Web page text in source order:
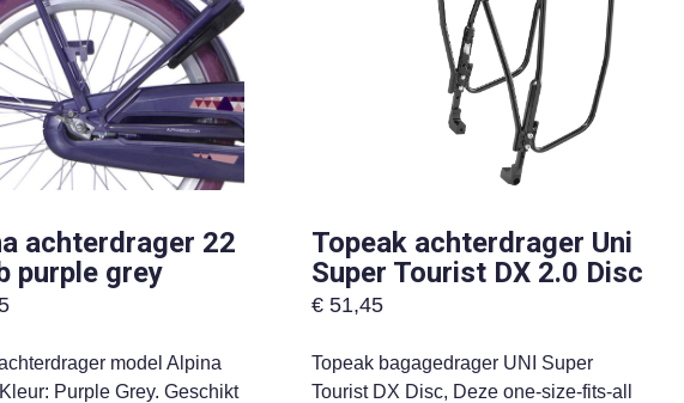
achterdrager 22
purple grey
model Alpina
Purple Grey. Geschikt
Topeak achterdrager Uni
Super Tourist DX 2.0 Disc
€ 51,45
Topeak bagagedrager UNI Super
Tourist DX Disc, Deze one-size-fits-all